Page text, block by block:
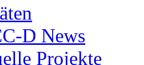
D News
Projekte